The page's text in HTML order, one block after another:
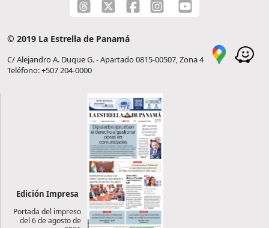
© 2019 La Estrella de Panamá
C/ Alejandro A. Duque G. - Apartado 0815-00507, Zona 4
Teléfono: +507 204-0000
Edición Impresa
Portada del impreso
del 6 de agosto de